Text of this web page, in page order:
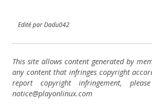
Edité par Dadu042
This site allows content generated by
any content that infringes copyright
report copyright infringement,
notice@playonlinux.com